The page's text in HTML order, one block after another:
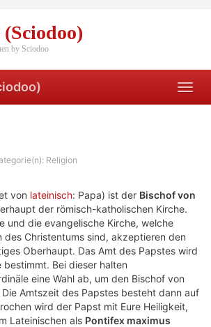
by Sciodoo
Religion
von lateinisch: Papa) ist der Bischof von
der römisch-katholischen Kirche.
und die evangelische Kirche, welche
des Christentums sind, akzeptieren den
Oberhaupt. Das Amt des Papstes wird
bestimmt. Bei dieser halten
eine Wahl ab, um den Bischof von
Amtszeit des Papstes besteht dann auf
wird der Papst mit Eure Heiligkeit,
Lateinischen als Pontifex maximus